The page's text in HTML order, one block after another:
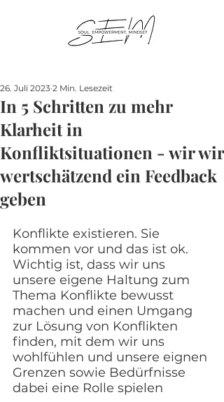
In 5 Schritten zu mehr
Klarheit in
Konfliktsituationen - wir wir
wertschätzend ein Feedback
geben
26. Juli 2023 2 Min. Lesezeit
Konflikte existieren. Sie
kommen vor und das ist ok.
Wichtig ist, dass wir uns
unsere eigene Haltung zum
Thema Konflikte bewusst
machen und einen Umgang
zur Lösung von Konflikten
finden, mit dem wir uns
wohlfühlen und unsere eignen
Grenzen sowie Bedürfnisse
dabei eine Rolle spielen